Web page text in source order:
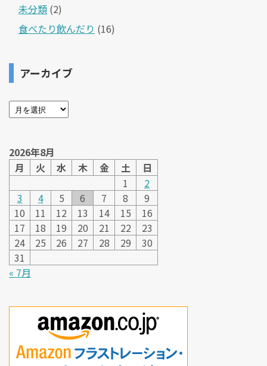
未分類 (2)
食べたり飲んだり (16)
アーカイブ
2026年8月
月
火 水 木 金 土
日
1
2
3
4 5 6 7 8
9
10
11 12 13 14 15
16
17
18 19 20 21 22
23
24
25 26 27 28 29
30
31
« 7月